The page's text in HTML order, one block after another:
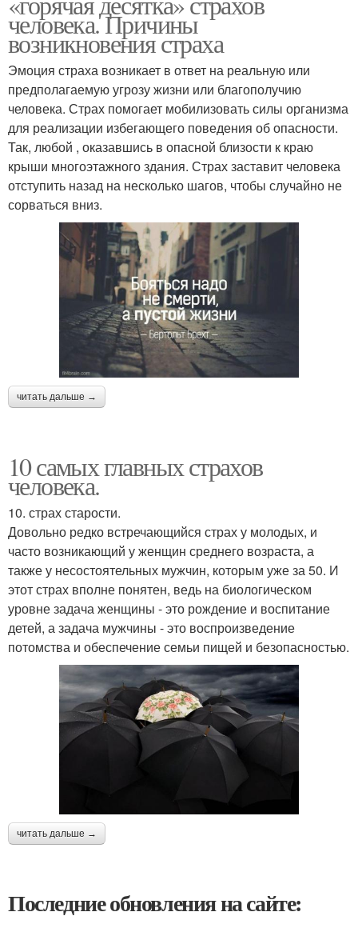
человека. Причины
возникновения страха
Эмоция страха возникает в ответ на реальную или
предполагаемую угрозу жизни или благополучию
человека. Страх помогает мобилизовать силы организма
для реализации избегающего поведения об опасности.
Так, любой , оказавшись в опасной близости к краю
крыши многоэтажного здания. Страх заставит человека
отступить назад на несколько шагов, чтобы случайно не
сорваться вниз.
читать дальше →
10 самых главных страхов
человека.
10. страх старости.
Довольно редко встречающийся страх у молодых, и
часто возникающий у женщин среднего возраста, а
также у несостоятельных мужчин, которым уже за 50. И
этот страх вполне понятен, ведь на биологическом
уровне задача женщины - это рождение и воспитание
детей, а задача мужчины - это воспроизведение
потомства и обеспечение семьи пищей и безопасностью.
читать дальше →
Последние обновления на сайте: